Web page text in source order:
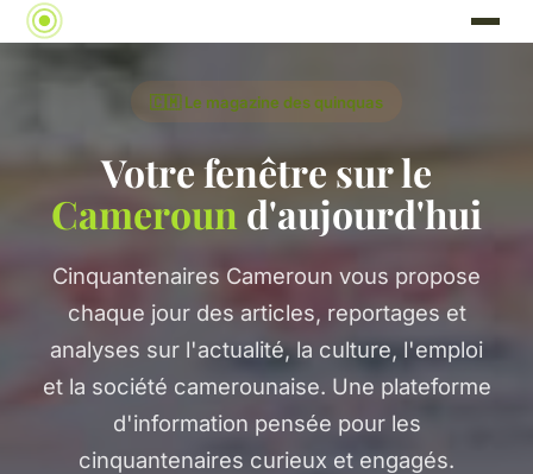
🇨🇲 Le magazine des quinquas
Votre fenêtre sur le
Cameroun d'aujourd'hui
Cinquantenaires Cameroun vous propose
chaque jour des articles, reportages et
analyses sur l'actualité, la culture, l'emploi
et la société camerounaise. Une plateforme
d'information pensée pour les
cinquantenaires curieux et engagés.